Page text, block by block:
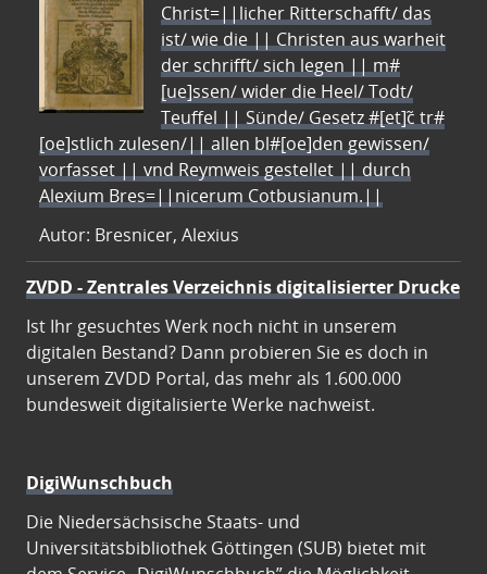
Christ=||licher Ritterschafft/ das
ist/ wie die || Christen aus warheit
der schrifft/ sich legen || m#
[ue]ssen/ wider die Heel/ Todt/
Teuffel || Sünde/ Gesetz #[et]c̃ tr#
[oe]stlich zulesen/|| allen bl#[oe]den gewissen/
vorfasset || vnd Reymweis gestellet || durch
Alexium Bres=||nicerum Cotbusianum.||
Autor: Bresnicer, Alexius
ZVDD - Zentrales Verzeichnis digitalisierter Drucke
Ist Ihr gesuchtes Werk noch nicht in unserem
digitalen Bestand? Dann probieren Sie es doch in
unserem ZVDD Portal, das mehr als 1.600.000
bundesweit digitalisierte Werke nachweist.
DigiWunschbuch
Die Niedersächsische Staats- und
Universitätsbibliothek Göttingen (SUB) bietet mit